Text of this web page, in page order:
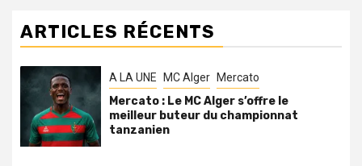
ARTICLES RÉCENTS
A LA UNE MC Alger Mercato
Mercato : Le MC Alger s’offre le
meilleur buteur du championnat
tanzanien